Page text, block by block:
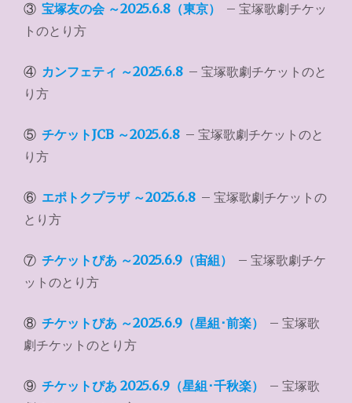
③ 宝塚友の会 ～2025.6.8（東京）
– 宝塚歌劇チケッ
トのとり方
④ カンフェティ ～2025.6.8 – 宝塚歌劇チケットのと
り方
⑤ チケットJCB ～2025.6.8 – 宝塚歌劇チケットのと
り方
⑥ エポトクプラザ ～2025.6.8 – 宝塚歌劇チケットの
とり方
⑦ チケットぴあ ～2025.6.9（宙組）
– 宝塚歌劇チケ
ットのとり方
⑧ チケットぴあ ～2025.6.9（星組･前楽）
– 宝塚歌
劇チケットのとり方
⑨ チケットぴあ 2025.6.9（星組･千秋楽）
– 宝塚歌